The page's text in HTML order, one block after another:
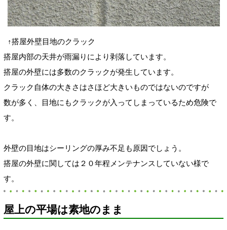
↑搭屋外壁目地のクラック
搭屋内部の天井が雨漏りにより剥落しています。
搭屋の外壁には多数のクラックが発生しています。
クラック自体の大きさはさほど大きいものではないのですが
数が多く、目地にもクラックが入ってしまっているため危険で
す。
外壁の目地はシーリングの厚み不足も原因でしょう。
搭屋の外壁に関しては２０年程メンテナンスしていない様で
す。
屋上の平場は素地のまま